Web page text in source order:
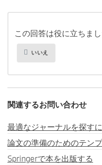
この回答は役に立ちま
いいえ
関連するお問い合わせ
最適なジャーナルを探す
論文の準備のためのテン
Springerで本を出版する